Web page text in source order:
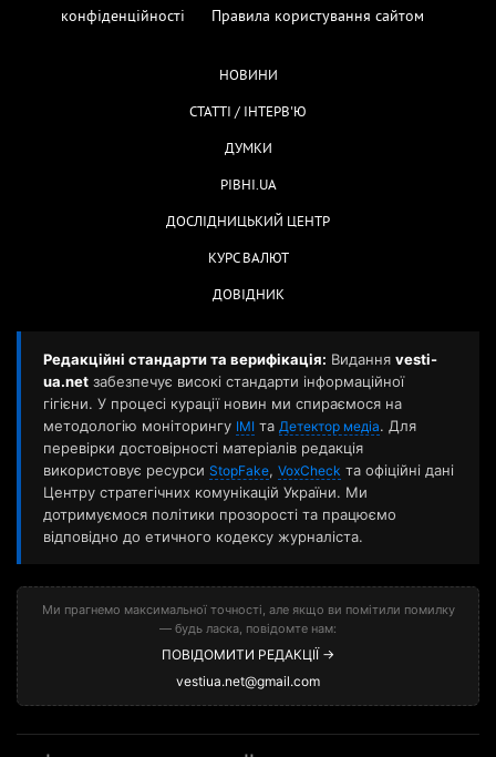
конфіденційності
Правила користування сайтом
НОВИНИ
СТАТТІ / ІНТЕРВ'Ю
ДУМКИ
РІВНІ.UA
ДОСЛІДНИЦЬКИЙ ЦЕНТР
КУРС ВАЛЮТ
ДОВІДНИК
Редакційні стандарти та верифікація: Видання vesti-
ua.net забезпечує високі стандарти інформаційної
гігієни. У процесі курації новин ми спираємося на
методологію моніторингу ІМІ та Детектор медіа. Для
перевірки достовірності матеріалів редакція
використовує ресурси StopFake, VoxCheck та офіційні дані
Центру стратегічних комунікацій України. Ми
дотримуємося політики прозорості та працюємо
відповідно до етичного кодексу журналіста.
Ми прагнемо максимальної точності, але якщо ви помітили помилку
— будь ласка, повідомте нам:
ПОВІДОМИТИ РЕДАКЦІЇ →
vestiua.net@gmail.com